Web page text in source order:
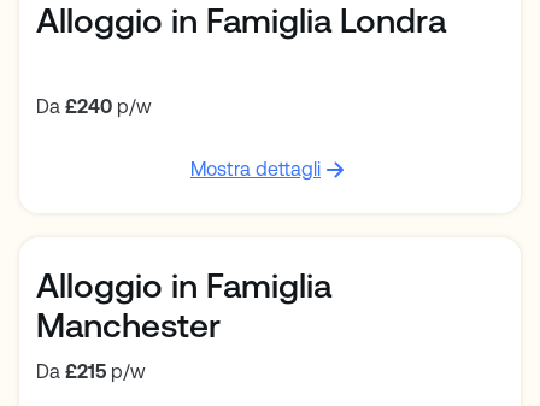
Alloggio in Famiglia Londra
Da £240 p/w
Mostra dettagli
Alloggio in Famiglia
Manchester
Da £215 p/w